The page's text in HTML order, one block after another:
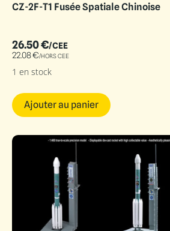
CZ-2F-T1 Fusée Spatiale Chinoise
26.50€/CEE
22.08€/HORS CEE
1 en stock
Ajouter au panier